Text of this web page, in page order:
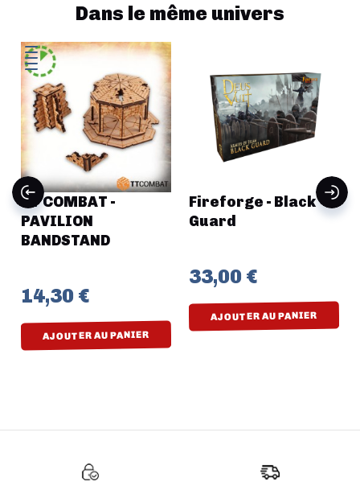
Dans le même univers
TT COMBAT -
PAVILION
BANDSTAND
14,30 €
AJOUTER AU PANIER
Fireforge - Black
Guard
33,00 €
AJOUTER AU PANIER